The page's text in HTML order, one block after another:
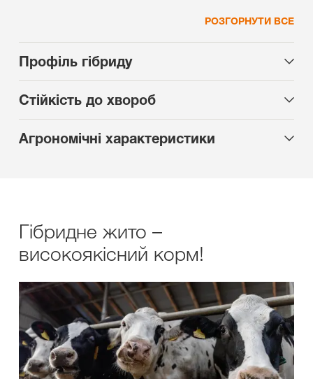
РОЗГОРНУТИ ВСЕ
Профіль гібриду
Стійкість до хвороб
Агрономічні характеристики
Гібридне жито –
високоякісний корм!